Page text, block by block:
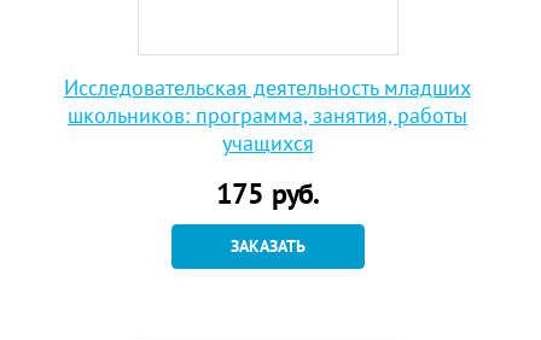
Исследовательская деятельность младших
школьников: программа, занятия, работы
учащихся
175 руб.
ЗАКАЗАТЬ